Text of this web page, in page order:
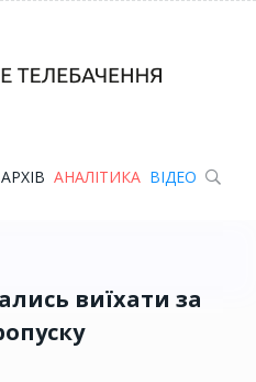
АРХІВ АНАЛІТИКА ВІДЕО
виїхати за